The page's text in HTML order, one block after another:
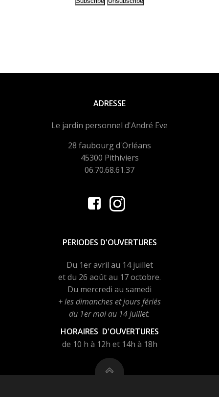
ADRESSE
Le jardin personnel d'André Eve
28 faubourg d'Orléans
45300 Pithiviers
06.70.68.61.37
PERIODES D'OUVERTURES
Du 1er avril au 14 juillet
et du 26 août au 17 octobre.
Du mercredi au samedi
+ les dimanches et jours fériés
du 1er mai au 14 juillet.
HORAIRES D'OUVERTURES
de 10 h à 12h et 14h à 18h